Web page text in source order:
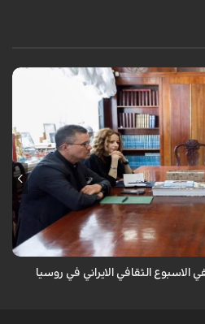
انه تمت اضافة مدينة قازان مركز
الثقافي الايراني في روسيا موضحا ان
الثقافي الايراني في روسيا